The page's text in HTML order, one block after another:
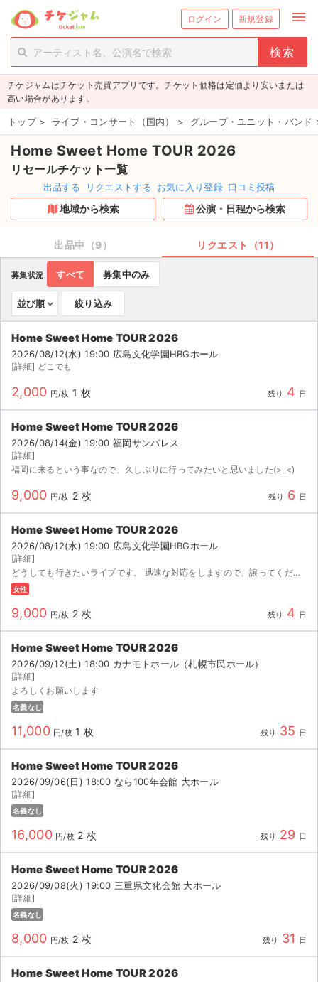
ログイン 新規登録 menu
person_add 新規会員登録
チケットを探す
新着チケット
値下げしたチケット
都道府県からチケットを探す
もうすぐ開催のチケット
チケットのリクエスト一覧
取扱チケット
ライブ・コンサート（国内）
ライブ・コンサート（海外）
イベント
演劇・ミュージカル
ご利用ガイド
ご利用ガイド
手数料・お支払い方法
AIに質問する
よくある質問
お知らせ
サイト情報
チケットジャム利用規約
チケジャムはチケット売買アプリです。チケット価格は定価より安いまたは
高い場合があります。
トップ > ライブ・コンサート（国内） > グループ・ユニット・バンド
Home Sweet Home TOUR 2026
リセールチケット一覧
出品する リクエストする お気に入り登録 口コミ投稿
地域から検索 公演・日程から検索
出品中（9） リクエスト（11）
募集状況 すべて 募集中のみ
並び順 絞り込み
Home Sweet Home TOUR 2026
2026/08/12(水) 19:00 広島文化学園HBGホール
[詳細] どこでも
2,000 円/枚 1 枚 残り 4 日
Home Sweet Home TOUR 2026
2026/08/14(金) 19:00 福岡サンパレス
[詳細]
福岡に来るという事なので、久しぶりに行ってみたいと思いました(>_<)
9,000 円/枚 2 枚 残り 6 日
Home Sweet Home TOUR 2026
2026/08/12(水) 19:00 広島文化学園HBGホール
[詳細]
どうしても行きたいライブです。 迅速な対応をしますので、譲ってくださると大変嬉しいです。 よろしくお願いいたします！！
女性
9,000 円/枚 2 枚 残り 4 日
Home Sweet Home TOUR 2026
2026/09/12(土) 18:00 カナモトホール（札幌市民ホール）
[詳細]
よろしくお願いします
名義なし
11,000 円/枚 1 枚 残り 35 日
Home Sweet Home TOUR 2026
2026/09/06(日) 18:00 なら100年会館 大ホール
[詳細]
名義なし
16,000 円/枚 2 枚 残り 29 日
Home Sweet Home TOUR 2026
2026/09/08(火) 19:00 三重県文化会館 大ホール
[詳細]
名義なし
8,000 円/枚 2 枚 残り 31 日
Home Sweet Home TOUR 2026